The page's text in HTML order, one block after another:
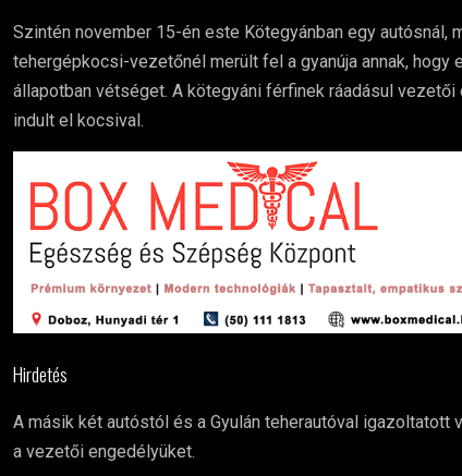
Szintén november 15-én este Kötegyánban egy autósnál,
tehergépkocsi-vezetőnél merült fel a gyanúja annak,
állapotban vétséget. A kötegyáni férfinek ráadásul vezetői
indult el kocsival.
Hirdetés
A másik két autóstól és a Gyulán teherautóval
a vezetői engedélyüket.